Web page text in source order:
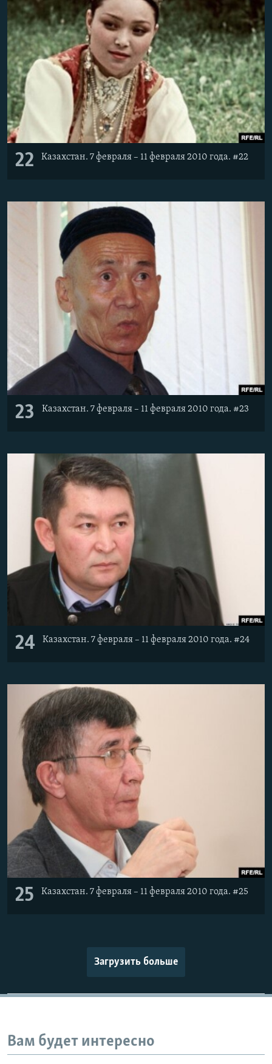
22 Казахстан. 7 февраля – 11 февраля 2010 года. #22
23 Казахстан. 7 февраля – 11 февраля 2010 года. #23
24 Казахстан. 7 февраля – 11 февраля 2010 года. #24
25 Казахстан. 7 февраля – 11 февраля 2010 года. #25
Загрузить больше
Вам будет интересно